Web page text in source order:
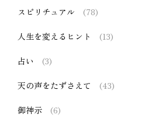
スピリチュアル (78)
人生を変えるヒント (13)
占い (3)
天の声をたずさえて (43)
御神示 (6)